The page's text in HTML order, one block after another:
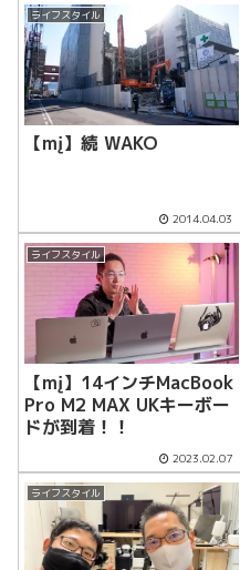
ライフスタイル
【mį】続 WAKO
2014.04.03
ライフスタイル
【mį】14インチMacBook
Pro M2 MAX UKキーボー
ドが到着！！
2023.02.07
ライフスタイル